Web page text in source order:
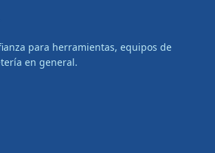
para herramientas, equipos de
en general.